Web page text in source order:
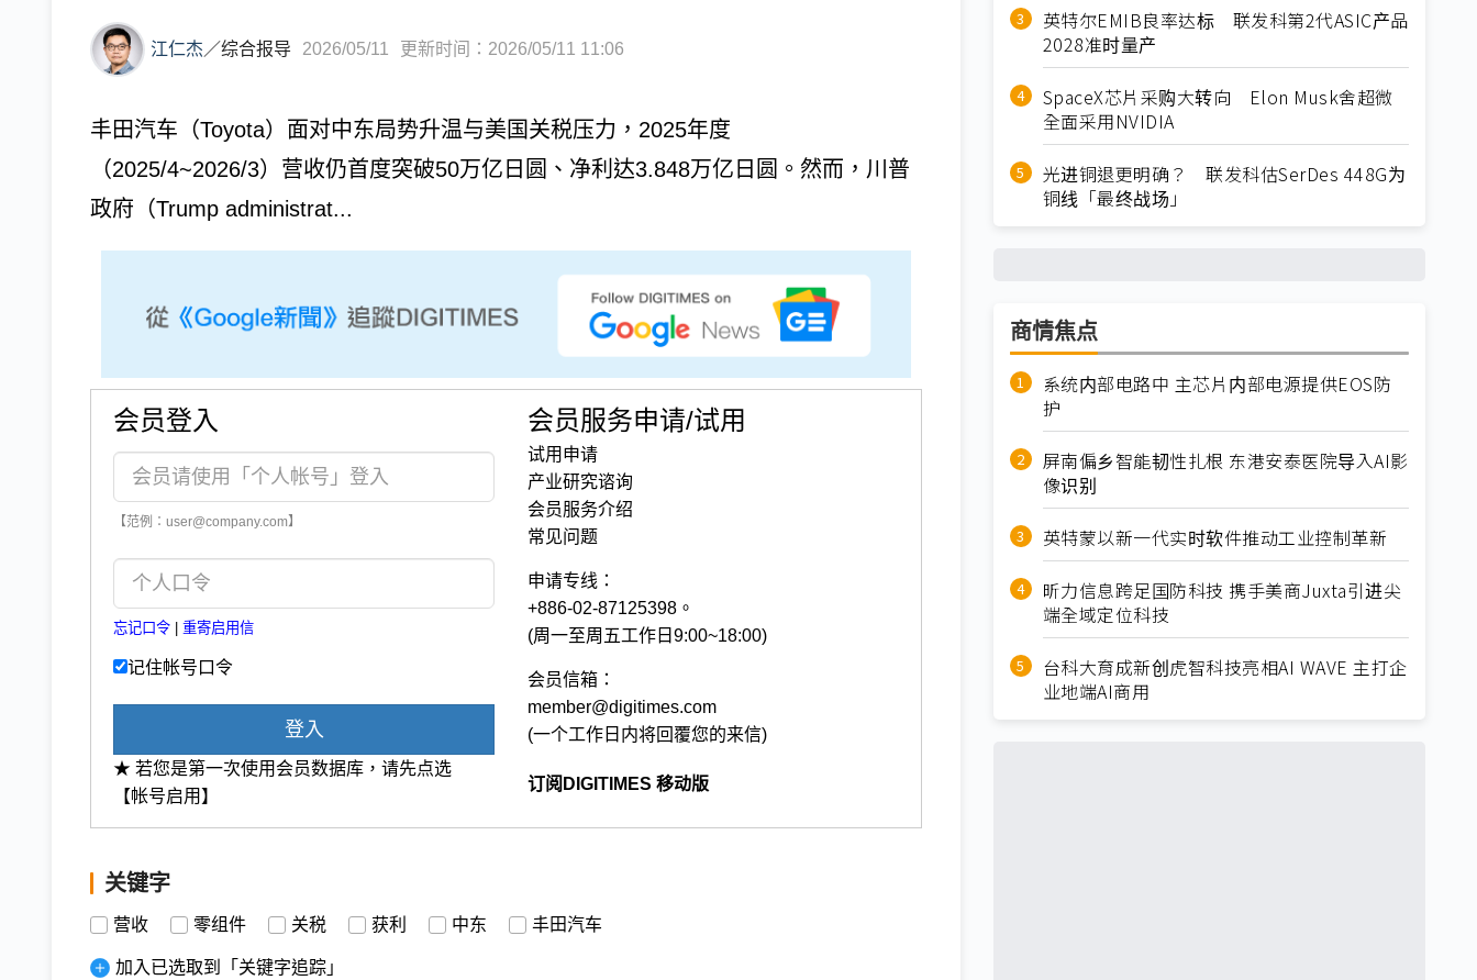
江仁杰 ／综合报导 2026/05/11 更新时间：2026/05/11 11:06
丰田汽车（Toyota）面对中东局势升温与美国关税压力，2025年度
（2025/4~2026/3）营收仍首度突破50万亿日圆、净利达3.848万亿日圆。然而，川普
政府（Trump administrat...
会员登入
【范例：user@company.com】
忘记口令 重寄启用信
记住帐号口令
登入
★ 若您是第一次使用会员数据库，请先点选
【帐号启用】
会员服务申请/试用
试用申请
产业研究谘询
会员服务介绍
常见问题
申请专线：
+886-02-87125398。
(周一至周五工作日9:00~18:00)
会员信箱：
member@digitimes.com
(一个工作日内将回覆您的来信)
订阅DIGITIMES 移动版
关键字
营收 零组件 关税 获利 中东 丰田汽车
加入已选取到「关键字追踪」
英特尔EMIB良率达标 联发科第2代ASIC产品
2028准时量产
SpaceX芯片采购大转向 Elon Musk舍超微
全面采用NVIDIA
光进铜退更明确？ 联发科估SerDes 448G为
铜线「最终战场」
商情焦点
系统内部电路中 主芯片内部电源提供EOS防
护
屏南偏乡智能韧性扎根 东港安泰医院导入AI影
像识别
英特蒙以新一代实时软件推动工业控制革新
昕力信息跨足国防科技 携手美商Juxta引进尖
端全域定位科技
台科大育成新创虎智科技亮相AI WAVE 主打企
业地端AI商用